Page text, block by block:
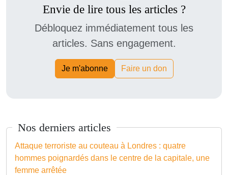
Envie de lire tous les articles ?
Débloquez immédiatement tous les
articles. Sans engagement.
Je m'abonne Faire un don
Nos derniers articles
Attaque terroriste au couteau à Londres : quatre
hommes poignardés dans le centre de la capitale, une
femme arrêtée